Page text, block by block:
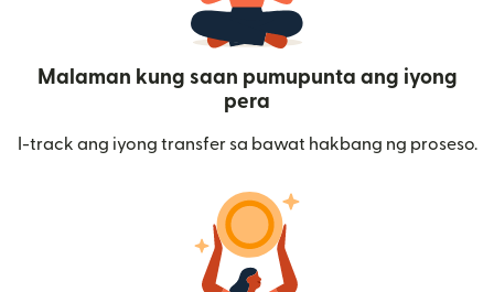
Malaman kung saan pumupunta ang iyong
pera
I-track ang iyong transfer sa bawat hakbang ng proseso.